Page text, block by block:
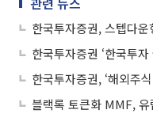
한국투자증권, 스텝다
한국투자증권 ‘한국투
한국투자증권, ‘해외주
블랙록 토큰화 MMF, 유